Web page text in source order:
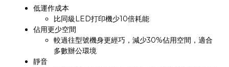
低運作成本
比同級LED打印機少10倍耗能
佔用更少空間
較過往型號機身更經巧，減少30%佔用空間，適合
多數辦公環境
靜音